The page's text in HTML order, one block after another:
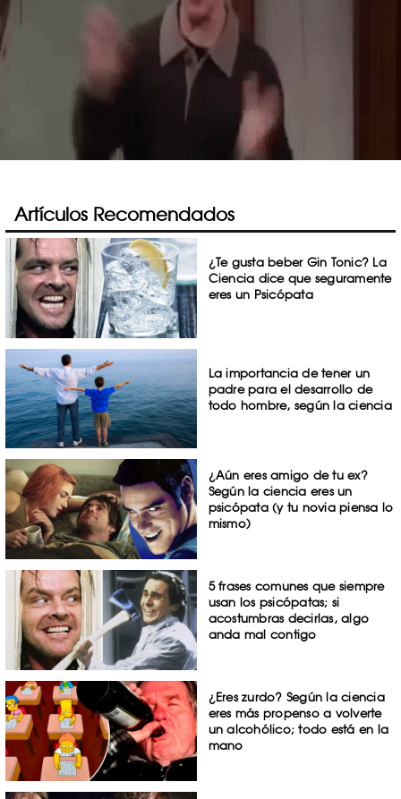
Artículos Recomendados
¿Te gusta beber Gin Tonic? La
Ciencia dice que seguramente
eres un Psicópata
La importancia de tener un
padre para el desarrollo de
todo hombre, según la ciencia
¿Aún eres amigo de tu ex?
Según la ciencia eres un
psicópata (y tu novia piensa lo
mismo)
5 frases comunes que siempre
usan los psicópatas; si
acostumbras decirlas, algo
anda mal contigo
¿Eres zurdo? Según la ciencia
eres más propenso a volverte
un alcohólico; todo está en la
mano